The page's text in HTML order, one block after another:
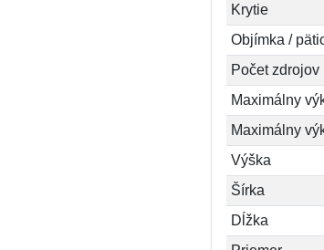
Krytie
Objímka /
Počet zdrojov
Maximálny
Maximálny
Výška
Šírka
Dĺžka